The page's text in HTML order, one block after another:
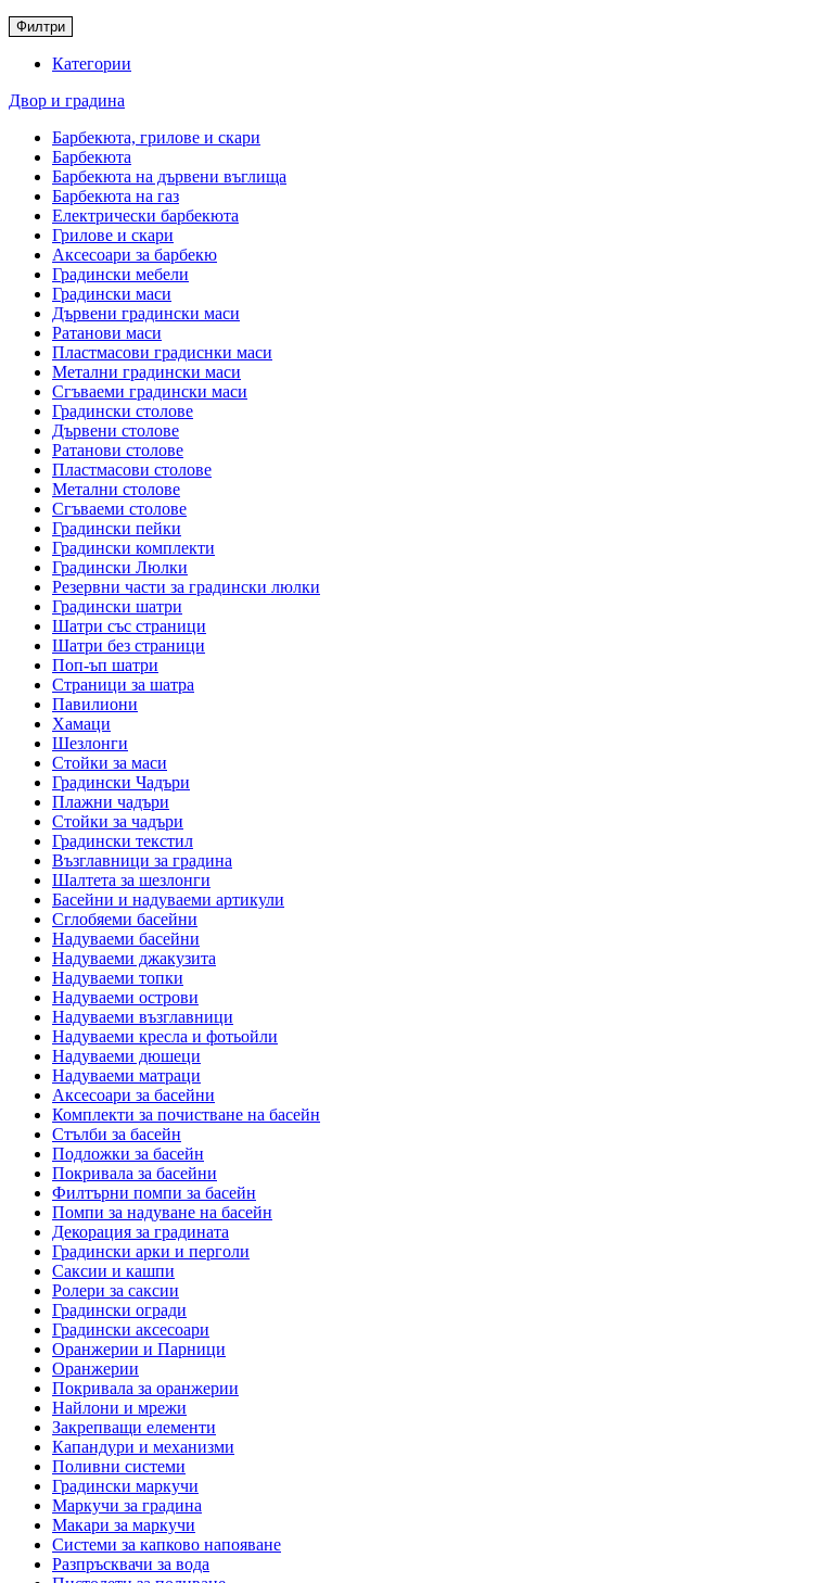
Филтри
Категории
Двор и градина
Барбекюта, грилове и скари
Барбекюта
Барбекюта на дървени въглища
Барбекюта на газ
Електрически барбекюта
Грилове и скари
Аксесоари за барбекю
Градински мебели
Градински маси
Дървени градински маси
Ратанови маси
Пластмасови градиснки маси
Метални градински маси
Сгъваеми градински маси
Градински столове
Дървени столове
Ратанови столове
Пластмасови столове
Метални столове
Сгъваеми столове
Градински пейки
Градински комплекти
Градински Люлки
Резервни части за градински люлки
Градински шатри
Шатри със страници
Шатри без страници
Поп-ъп шатри
Страници за шатра
Павилиони
Хамаци
Шезлонги
Стойки за маси
Градински Чадъри
Плажни чадъри
Стойки за чадъри
Градински текстил
Възглавници за градина
Шалтета за шезлонги
Басейни и надуваеми артикули
Сглобяеми басейни
Надуваеми басейни
Надуваеми джакузита
Надуваеми топки
Надуваеми острови
Надуваеми възглавници
Надуваеми кресла и фотьойли
Надуваеми дюшеци
Надуваеми матраци
Аксесоари за басейни
Комплекти за почистване на басейн
Стълби за басейн
Подложки за басейн
Покривала за басейни
Филтърни помпи за басейн
Помпи за надуване на басейн
Декорация за градината
Градински арки и перголи
Саксии и кашпи
Ролери за саксии
Градински огради
Градински аксесоари
Оранжерии и Парници
Оранжерии
Покривала за оранжерии
Найлони и мрежи
Закрепващи елементи
Капандури и механизми
Поливни системи
Градински маркучи
Маркучи за градина
Макари за маркучи
Системи за капково напояване
Разпръсквачи за вода